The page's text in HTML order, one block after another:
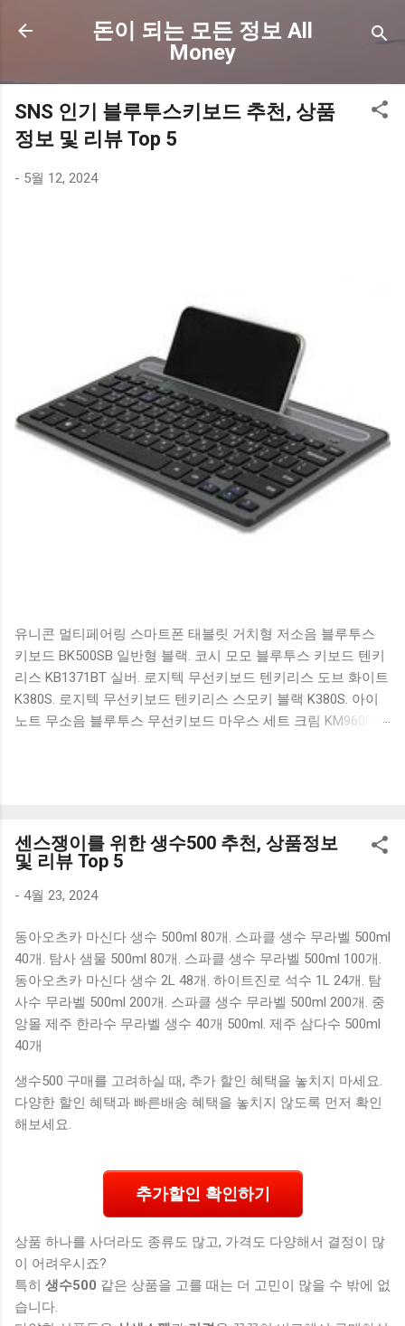
기본 콘텐츠로 건너뛰기
돈이 되는 모든 정보 All
Money
SNS 인기 블루투스키보드 추천, 상품
정보 및 리뷰 Top 5
- 5월 12, 2024
유니콘 멀티페어링 스마트폰 태블릿 거치형 저소음 블루투스
키보드 BK500SB 일반형 블랙. 코시 모모 블루투스 키보드 텐키
리스 KB1371BT 실버. 로지텍 무선키보드 텐키리스 도브 화이트
K380S. 로지텍 무선키보드 텐키리스 스모키 블랙 K380S. 아이
노트 무소음 블루투스 무선키보드 마우스 세트 크림 KM960RB
혜택을 놓치지 마세요. 다양한 할인 혜택과 빠른배송 혜택을 놓
치지 않도록 먼저 확인해보세요. 추가할인 확인하기 상품 하나
를 사더라도 종류도 많고, 가격도 다양해서 결정이 많이 어려우
많을 수 밖에 없습니다. 다양한 상품들을 상세스펙 과 가격 을
꼼꼼히 비교해서 구매하실 수 있도록 순위 추천 해드릴게요. 특
가상품 보러가기 추천상품 Best 유니콘 멀티페어링 스마트폰
태블릿 거치형 저소음 블루투스 키보드, BK-500SB, 일반형, 블
랙 유니콘 멀티페어링 스마트폰 태...
센스쟁이를 위한 생수500 추천, 상품정보
및 리뷰 Top 5
- 4월 23, 2024
동아오츠카 마신다 생수 500ml 80개. 스파클 생수 무라벨 500ml
40개. 탐사 샘물 500ml 80개. 스파클 생수 무라벨 500ml 100개.
동아오츠카 마신다 생수 2L 48개. 하이트진로 석수 1L 24개. 탐
사수 무라벨 500ml 200개. 스파클 생수 무라벨 500ml 200개. 중
앙몰 제주 한라수 무라벨 생수 40개 500ml. 제주 삼다수 500ml
40개
생수500 구매를 고려하실 때, 추가 할인 혜택을 놓치지 마세요.
다양한 할인 혜택과 빠른배송 혜택을 놓치지 않도록 먼저 확인
해보세요.
추가할인 확인하기
상품 하나를 사더라도 종류도 많고, 가격도 다양해서 결정이 많
이 어려우시죠?
특히 생수500 같은 상품을 고를 때는 더 고민이 많을 수 밖에 없
습니다.